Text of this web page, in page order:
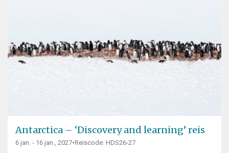
Antarctica – ‘Discovery and learning’ reis
6 jan. - 16 jan., 2027•Reiscode: HDS26-27